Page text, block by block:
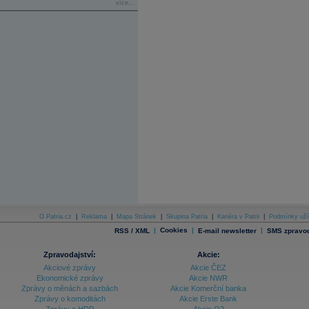
více...
O Patria.cz Reklama Mapa Stránek Skupina Patria Kariéra v Patrii Podmínky
RSS / XML | Cookies | E-mail newsletter | SMS
Zpravodajství:
Akciové zprávy
Ekonomické zprávy
Zprávy o měnách a sazbách
Zprávy o komoditách
Akcie:
Akcie ČEZ
Akcie NWR
Akcie Komerční banka
Akcie Erste Bank